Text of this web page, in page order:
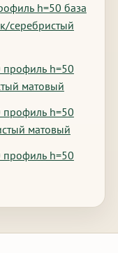
h=50 база
серебристый
профиль h=50
матовый
профиль h=50
матовый
профиль h=50